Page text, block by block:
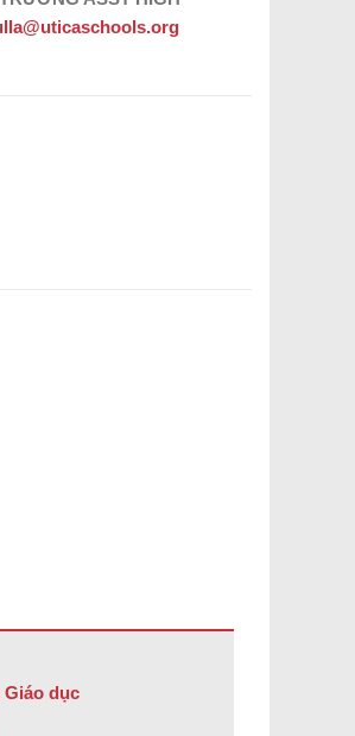
Giáo dục